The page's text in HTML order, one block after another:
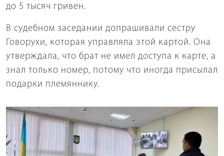
до 5 тысяч гривен.
В судебном заседании допрашивали сестру
Говорухи, которая управляла этой картой. Она
утверждала, что брат не имел доступа к карте, а
знал только номер, потому что иногда присылал
подарки племяннику.